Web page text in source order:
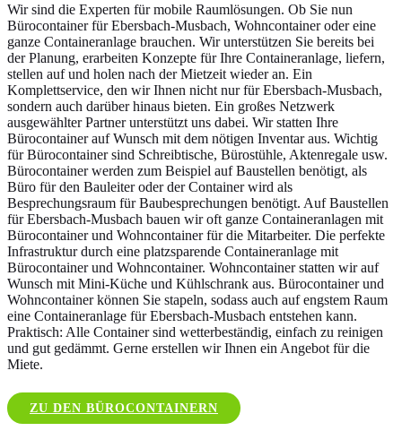
Wir sind die Experten für mobile Raumlösungen. Ob Sie nun
Bürocontainer für Ebersbach-Musbach, Wohncontainer oder eine
ganze Containeranlage brauchen. Wir unterstützen Sie bereits bei
der Planung, erarbeiten Konzepte für Ihre Containeranlage, liefern,
stellen auf und holen nach der Mietzeit wieder an. Ein
Komplettservice, den wir Ihnen nicht nur für Ebersbach-Musbach,
sondern auch darüber hinaus bieten. Ein großes Netzwerk
ausgewählter Partner unterstützt uns dabei. Wir statten Ihre
Bürocontainer auf Wunsch mit dem nötigen Inventar aus. Wichtig
für Bürocontainer sind Schreibtische, Bürostühle, Aktenregale usw.
Bürocontainer werden zum Beispiel auf Baustellen benötigt, als
Büro für den Bauleiter oder der Container wird als
Besprechungsraum für Baubesprechungen benötigt. Auf Baustellen
für Ebersbach-Musbach bauen wir oft ganze Containeranlagen mit
Bürocontainer und Wohncontainer für die Mitarbeiter. Die perfekte
Infrastruktur durch eine platzsparende Containeranlage mit
Bürocontainer und Wohncontainer. Wohncontainer statten wir auf
Wunsch mit Mini-Küche und Kühlschrank aus. Bürocontainer und
Wohncontainer können Sie stapeln, sodass auch auf engstem Raum
eine Containeranlage für Ebersbach-Musbach entstehen kann.
Praktisch: Alle Container sind wetterbeständig, einfach zu reinigen
und gut gedämmt. Gerne erstellen wir Ihnen ein Angebot für die
Miete.
ZU DEN BÜROCONTAINERN